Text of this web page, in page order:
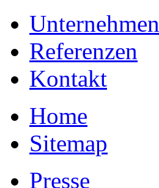
Unternehmen
Referenzen
Kontakt
Home
Sitemap
Presse